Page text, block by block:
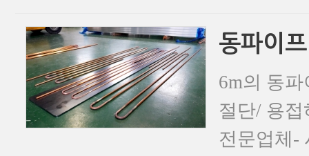
동파이
6m의 동
절단/ 용
전문업체-